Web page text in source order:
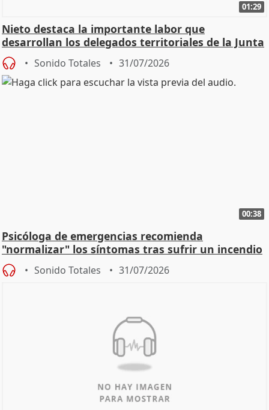
01:29
Nieto destaca la importante labor que
desarrollan los delegados territoriales de la Junta
Sonido Totales 31/07/2026
00:38
Psicóloga de emergencias recomienda
"normalizar" los síntomas tras sufrir un incendio
Sonido Totales 31/07/2026